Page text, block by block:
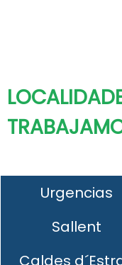
Urgencias
Sallent
Caldes